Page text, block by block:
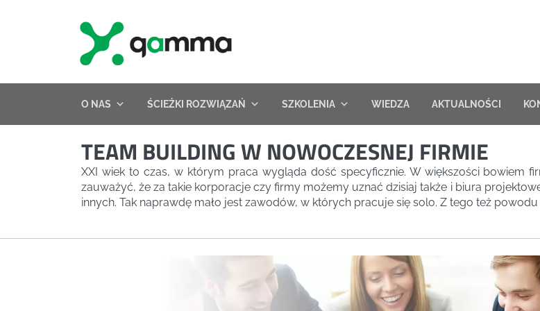
O NAS ŚCIEŻKI ROZWIĄZAŃ SZKOLENIA WIEDZA AKTUALNOŚCI
TEAM BUILDING W NOWOCZESNEJ FIRMIE
XXI wiek to czas, w którym praca wygląda dość specyficznie. W większości bowiem
zauważyć, że za takie korporacje czy firmy możemy uznać dzisiaj także i biura
innych. Tak naprawdę mało jest zawodów, w których pracuje się solo. Z tego też